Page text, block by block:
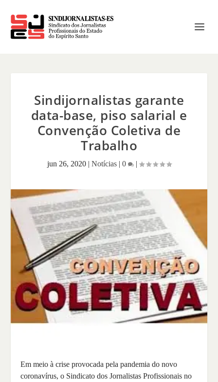
Sindijornalistas garante
data-base, piso salarial e
Convenção Coletiva de
Trabalho
jun 26, 2020| Notícias| 0 |
Em meio à crise provocada pela pandemia do novo
coronavírus, o Sindicato dos Jornalistas Profissionais no